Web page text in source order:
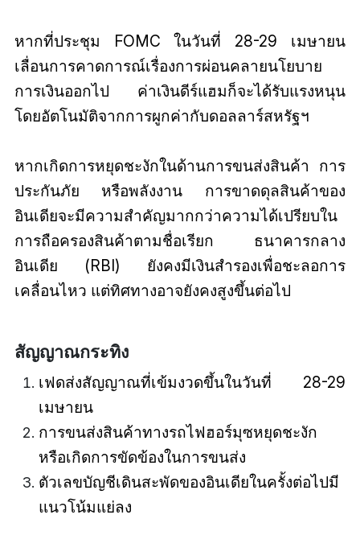
หากที่ประชุม FOMC ในวันที่ 28-29 เมษายน
เลื่อนการคาดการณ์เรื่องการผ่อนคลายนโยบาย
การเงินออกไป ค่าเงินดีร์แฮมก็จะได้รับแรงหนุน
โดยอัตโนมัติจากการผูกค่ากับดอลลาร์สหรัฐฯ
หากเกิดการหยุดชะงักในด้านการขนส่งสินค้า การ
ประกันภัย หรือพลังงาน การขาดดุลสินค้าของ
อินเดียจะมีความสำคัญมากกว่าความได้เปรียบใน
การถือครองสินค้าตามชื่อเรียก ธนาคารกลาง
อินเดีย (RBI) ยังคงมีเงินสำรองเพื่อชะลอการ
เคลื่อนไหว แต่ทิศทางอาจยังคงสูงขึ้นต่อไป
สัญญาณกระทิง
เฟดส่งสัญญาณที่เข้มงวดขึ้นในวันที่ 28-29
เมษายน
การขนส่งสินค้าทางรถไฟฮอร์มุซหยุดชะงัก
หรือเกิดการขัดข้องในการขนส่ง
ตัวเลขบัญชีเดินสะพัดของอินเดียในครั้งต่อไปมี
แนวโน้มแย่ลง